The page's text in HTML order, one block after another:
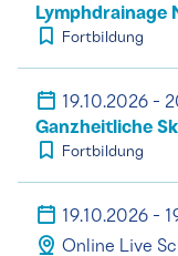
Lymphdrainage
Fortbildung
19.10.2026 -
Ganzheitliche
Fortbildung
19.10.2026 -
Online Live